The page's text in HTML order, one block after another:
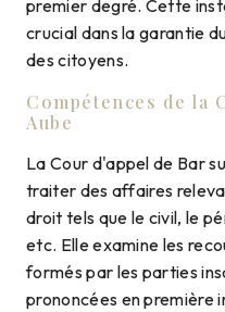
premier degré. Cette
crucial dans la garantie
des citoyens.
Compétences de la
Aube
La Cour d'appel de Bar
traiter des affaires
droit tels que le civil, le
etc. Elle examine les
formés par les parties
prononcées en première